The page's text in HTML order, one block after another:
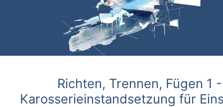
Richten, Trennen, Fügen 1 -
Karosserieinstandsetzung für